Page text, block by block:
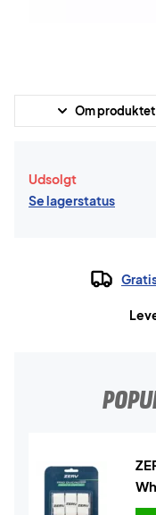
Om produktet
Udsolgt
Se lagerstatus